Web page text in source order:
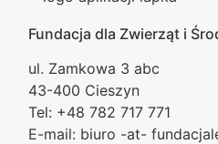
Fundacja dla Zwierząt i
ul. Zamkowa 3 abc
43-400 Cieszyn
Tel: +48 782 717 771
E-mail: biuro -at-